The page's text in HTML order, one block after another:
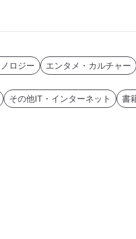
ロジー エンタメ・カルチャー
その他IT・インターネット 書